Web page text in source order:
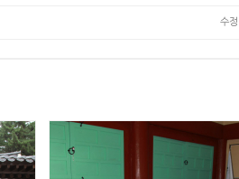
수정